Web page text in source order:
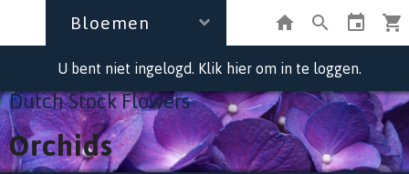
Bloemen
U bent niet ingelogd. Klik hier om in te loggen.
Dutch Stock Flowers
Orchids